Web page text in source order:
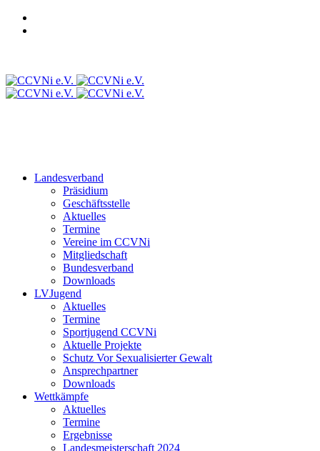
Landesverband
Präsidium
Geschäftsstelle
Aktuelles
Termine
Vereine im CCVNi
Mitgliedschaft
Bundesverband
Downloads
LVJugend
Aktuelles
Termine
Sportjugend CCVNi
Aktuelle Projekte
Schutz Vor Sexualisierter Gewalt
Ansprechpartner
Downloads
Wettkämpfe
Aktuelles
Termine
Ergebnisse
Landesmeisterschaft 2024